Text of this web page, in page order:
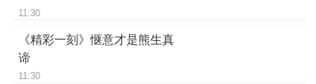
11:30
《精彩一刻》惬意才是熊生真
谛
11:30